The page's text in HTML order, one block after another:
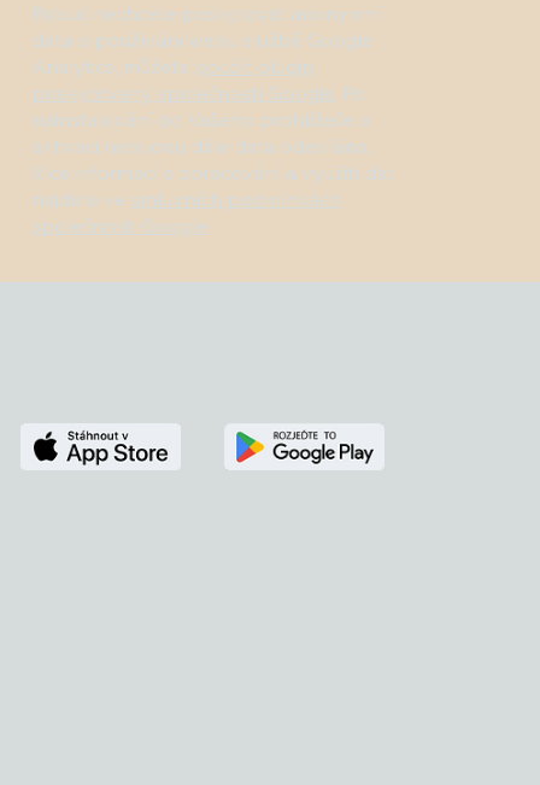
Pokud nechcete poskytovat anonymní
data o používání webu službě Google
Analytics, můžete použít plugin
poskytovaný společností Google . Po
nainstalování do Vašeho prohlížeče a
aktivaci nebudou dále data odesílána.
Více informací o zpracování a využití dat
najdete ve smluvních podmínkách
společnosti Google